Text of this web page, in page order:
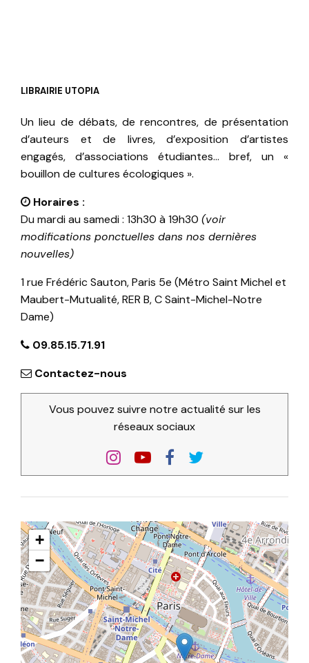
LIBRAIRIE UTOPIA
Un lieu de débats, de rencontres, de présentation
d’auteurs et de livres, d’exposition d’artistes
engagés, d’associations étudiantes… bref, un «
bouillon de cultures écologiques ».
Horaires :
Du mardi au samedi : 13h30 à 19h30 (voir
modifications ponctuelles dans nos dernières
nouvelles)
1 rue Frédéric Sauton, Paris 5e (Métro Saint Michel et
Maubert-Mutualité, RER B, C Saint-Michel-Notre
Dame)
09.85.15.71.91
Contactez-nous
Vous pouvez suivre notre actualité sur les
réseaux sociaux
+
−